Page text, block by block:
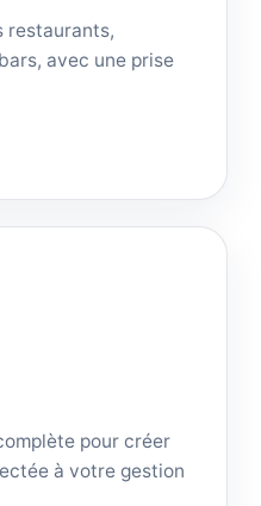
restaurants,
avec une prise
pour créer
à votre gestion